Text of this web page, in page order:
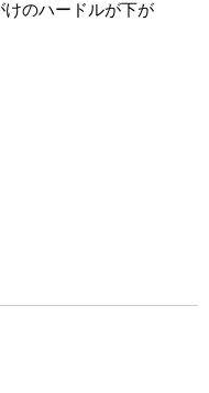
けのハードルが下が